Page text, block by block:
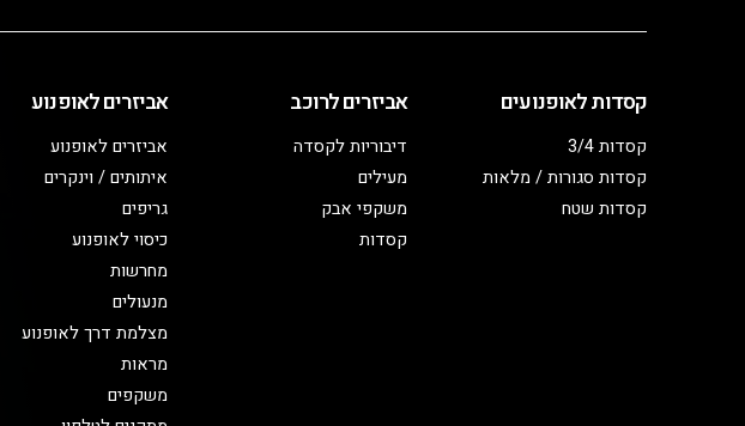
קסדות לאופנועים
קסדות 3/4
קסדות סגורות / מלאות
קסדות שטח
אביזרים לרוכב
דיבוריות לקסדה
מעילים
משקפי אבק
קסדות
אביזרים לאופנוע
אביזרים לאופנוע
איתותים / וינקרים
גריפים
כיסוי לאופנוע
מחרשות
מנעולים
מצלמת דרך לאופנוע
מראות
משקפים